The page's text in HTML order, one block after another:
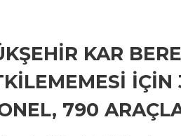
KAR
İÇİN
790